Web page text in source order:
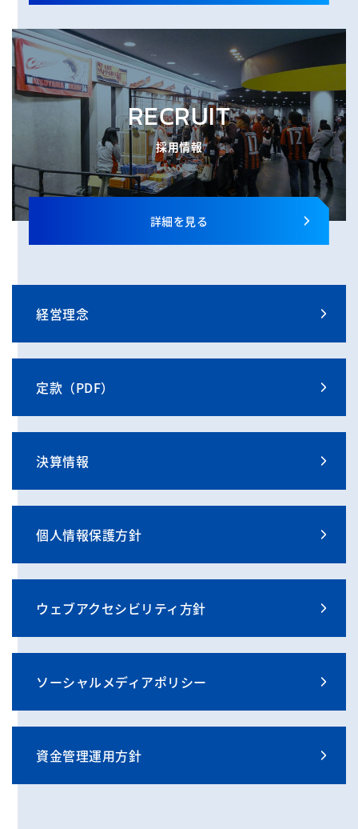
RECRUIT
採用情報
詳細を見る
経営理念
定款（PDF）
決算情報
個人情報保護方針
ウェブアクセシビリティ方針
ソーシャルメディアポリシー
資金管理運用方針